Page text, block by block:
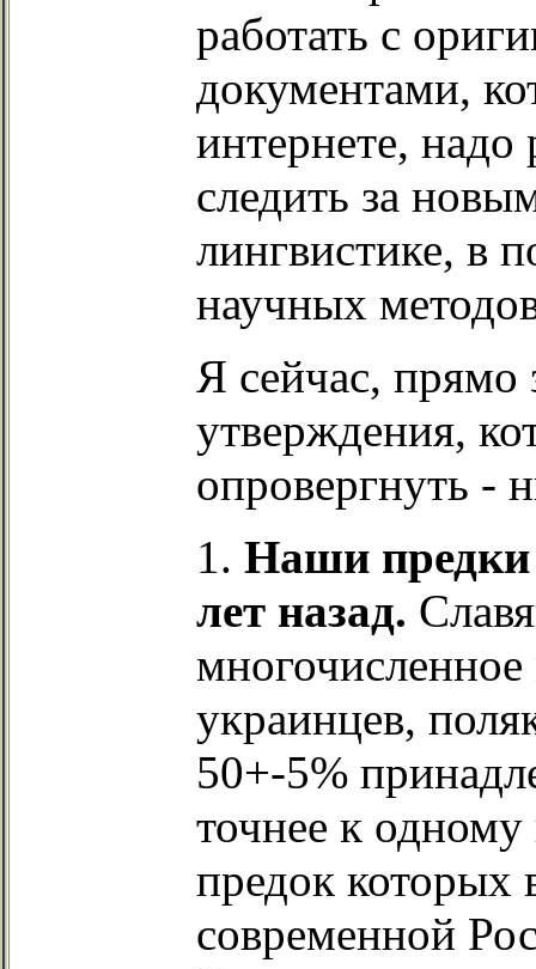
работать с
документами,
интернете, надо
следить за
лингвистике, в
научных
Я сейчас,
утверждения,
опровергнуть -
1. Наши предки
лет назад.
украинцев,
50+-5%
точнее к
предок которых
современной